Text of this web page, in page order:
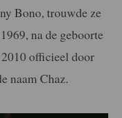
Bono, trouwde ze
na de geboorte
officieel door
naam Chaz.